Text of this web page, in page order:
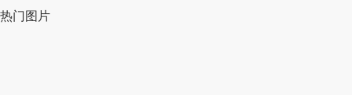
热门图片